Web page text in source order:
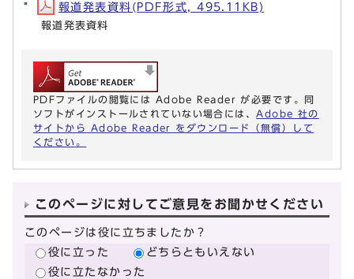
報道発表資料(PDF形式, 495.11KB)
報道発表資料
PDFファイルの閲覧には Adobe Reader が必要です。同
ソフトがインストールされていない場合には、 Adobe 社の
サイトから Adobe Reader をダウンロード（無償）して
ください。
このページに対してご意見をお聞かせください
このページは役に立ちましたか？
役に立った
どちらともいえない
役に立たなかった